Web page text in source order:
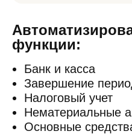
функции:
Банк и касса
Завершение
Налоговый учет
Нематериальные
Основные